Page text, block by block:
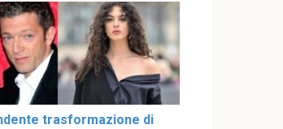
trasformazione di